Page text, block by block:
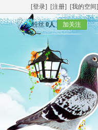
[登录] [注册] [我的空间]
粉丝0人 加关注